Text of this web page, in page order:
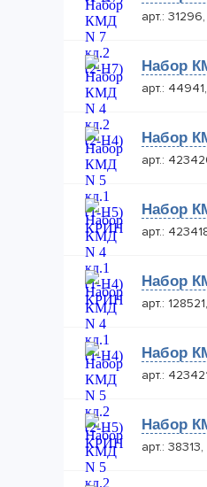
арт.:
Набор
арт.:
Набор
арт.:
Набор
арт.:
Набор
арт.:
Набор
арт.:
Набор
арт.: 38313,